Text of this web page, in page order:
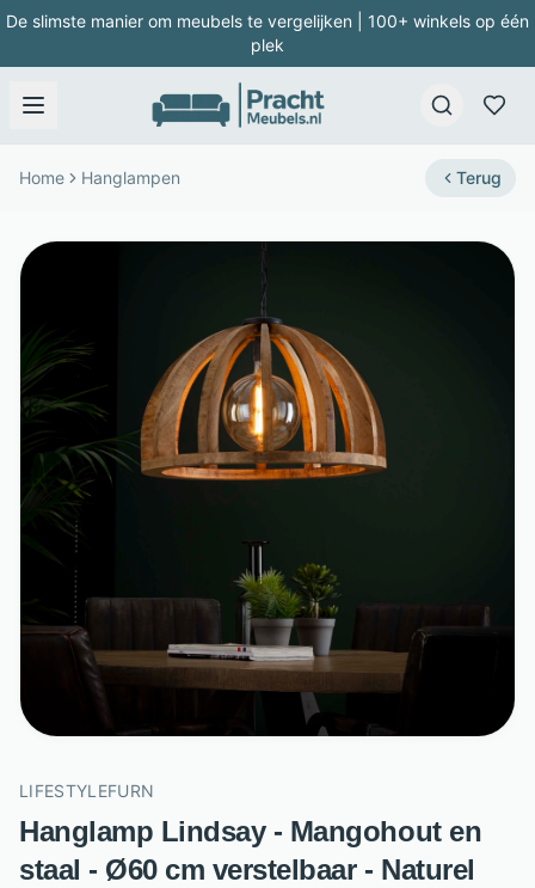
De slimste manier om meubels te vergelijken | 100+ winkels op één
plek
Home Hanglampen Terug
LIFESTYLEFURN
Hanglamp Lindsay - Mangohout en
staal - Ø60 cm verstelbaar - Naturel